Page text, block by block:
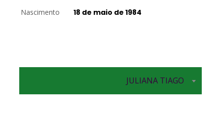
Nascimento 18 de maio de 1984
JULIANA TIAGO